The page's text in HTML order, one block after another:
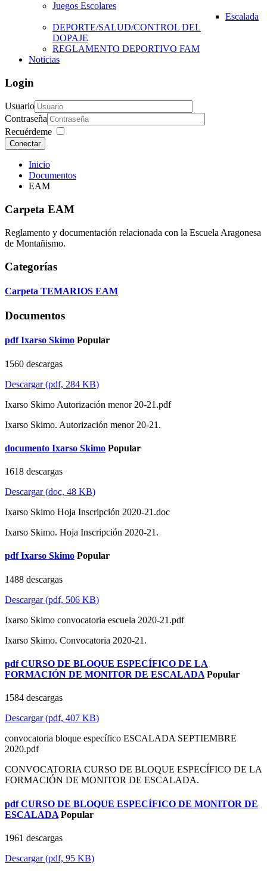
Juegos Escolares
Escalada
DEPORTE/SALUD/CONTROL DEL
DOPAJE
REGLAMENTO DEPORTIVO FAM
Noticias
Login
Usuario
Contraseña
Recuérdeme
Conectar
Inicio
Documentos
EAM
Carpeta EAM
Reglamento y documentación relacionada con la Escuela Aragonesa
de Montañismo.
Categorías
Carpeta TEMARIOS EAM
Documentos
pdf Ixarso Skimo Popular
1560 descargas
Descargar(pdf, 284 KB)
Ixarso Skimo Autorización menor 20-21.pdf
Ixarso Skimo. Autorización menor 20-21.
documento Ixarso Skimo Popular
1618 descargas
Descargar(doc, 48 KB)
Ixarso Skimo Hoja Inscripción 2020-21.doc
Ixarso Skimo. Hoja Inscripción 2020-21.
pdf Ixarso Skimo Popular
1488 descargas
Descargar(pdf, 506 KB)
Ixarso Skimo convocatoria escuela 2020-21.pdf
Ixarso Skimo. Convocatoria 2020-21.
pdf CURSO DE BLOQUE ESPECÍFICO DE LA
FORMACIÓN DE MONITOR DE ESCALADA Popular
1584 descargas
Descargar(pdf, 407 KB)
convocatoria bloque específico ESCALADA SEPTIEMBRE
2020.pdf
CONVOCATORIA CURSO DE BLOQUE ESPECÍFICO DE LA
FORMACIÓN DE MONITOR DE ESCALADA.
pdf CURSO DE BLOQUE ESPECÍFICO DE MONITOR DE
ESCALADA Popular
1961 descargas
Descargar(pdf, 95 KB)